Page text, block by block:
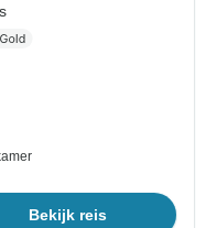
Bekijk reis